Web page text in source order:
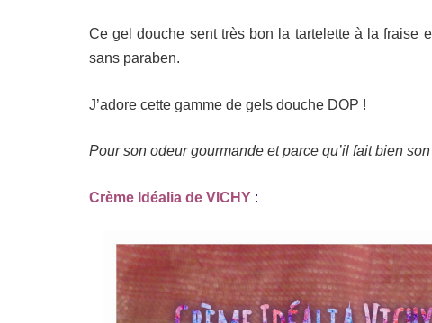
Ce gel douche sent très bon la tartelette à la fraise
sans paraben.
J’adore cette gamme de gels douche DOP !
Pour son odeur gourmande et parce qu’il fait bien
Crème Idéalia de VICHY :